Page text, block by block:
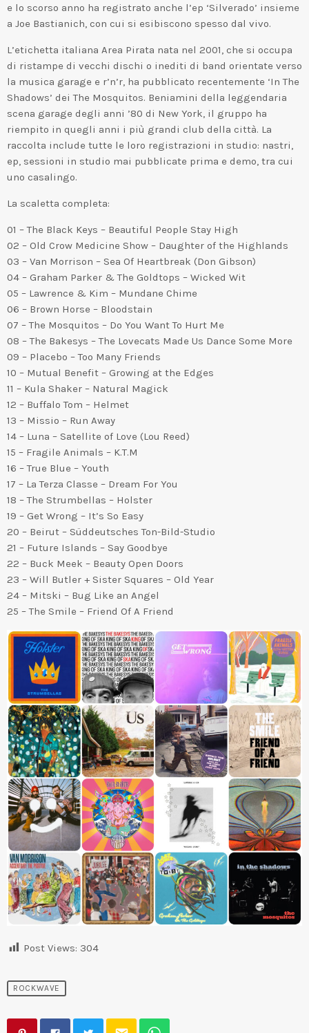
e lo scorso anno ha registrato anche l’ep ‘Silverado’ insieme
a Joe Bastianich, con cui si esibiscono spesso dal vivo.
L’etichetta italiana Area Pirata nata nel 2001, che si occupa
di ristampe di vecchi dischi o inediti di band orientate verso
la musica garage e r’n’r, ha pubblicato recentemente ‘In The
Shadows’ dei The Mosquitos. Beniamini della leggendaria
scena garage degli anni ’80 di New York, il gruppo ha
riempito in quegli anni i più grandi club della città. La
raccolta include tutte le loro registrazioni in studio: nastri,
ep, sessioni in studio mai pubblicate prima e demo, tra cui
uno casalingo.
La scaletta completa:
01 – The Black Keys – Beautiful People Stay High
02 – Old Crow Medicine Show – Daughter of the Highlands
03 – Van Morrison – Sea Of Heartbreak (Don Gibson)
04 – Graham Parker & The Goldtops – Wicked Wit
05 – Lawrence & Kim – Mundane Chime
06 – Brown Horse – Bloodstain
07 – The Mosquitos – Do You Want To Hurt Me
08 – The Bakesys – The Lovecats Made Us Dance Some More
09 – Placebo – Too Many Friends
10 – Mutual Benefit – Growing at the Edges
11 – Kula Shaker – Natural Magick
12 – Buffalo Tom – Helmet
13 – Missio – Run Away
14 – Luna – Satellite of Love (Lou Reed)
15 – Fragile Animals – K.T.M
16 – True Blue – Youth
17 – La Terza Classe – Dream For You
18 – The Strumbellas – Holster
19 – Get Wrong – It’s So Easy
20 – Beirut – Süddeutsches Ton-Bild-Studio
21 – Future Islands – Say Goodbye
22 – Buck Meek – Beauty Open Doors
23 – Will Butler + Sister Squares – Old Year
24 – Mitski – Bug Like an Angel
25 – The Smile – Friend Of A Friend
Post Views: 304
ROCKWAVE